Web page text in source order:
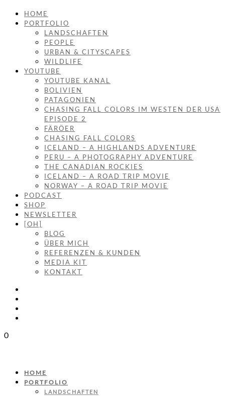
HOME
PORTFOLIO
LANDSCHAFTEN
PEOPLE
URBAN & CITYSCAPES
WILDLIFE
YOUTUBE
YOUTUBE KANAL
BOLIVIEN
PATAGONIEN
CHASING FALL COLORS IM WESTEN DER USA
EPISODE 2
FÄRÖER
CHASING FALL COLORS
ICELAND – A HIGHLANDS ADVENTURE
PERU – A PHOTOGRAPHY ADVENTURE
THE CANADIAN ROCKIES
ICELAND – A ROAD TRIP MOVIE
NORWAY – A ROAD TRIP MOVIE
PODCAST
SHOP
NEWSLETTER
[OH]
BLOG
ÜBER MICH
REFERENZEN & KUNDEN
MEDIA KIT
KONTAKT
0
HOME
PORTFOLIO
LANDSCHAFTEN